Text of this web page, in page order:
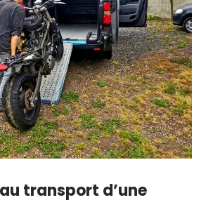
transport d’une